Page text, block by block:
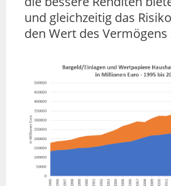
und gleichzeitig das
den Wert des